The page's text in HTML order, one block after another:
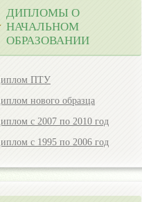
ДИПЛОМЫ О
НАЧАЛЬНОМ
ОБРАЗОВАНИИ
ПТУ
нового образца
с 2007 по 2010 год
с 1995 по 2006 год